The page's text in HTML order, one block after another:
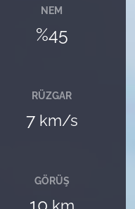
NEM
%45
RÜZGAR
7 km/s
GÖRÜŞ